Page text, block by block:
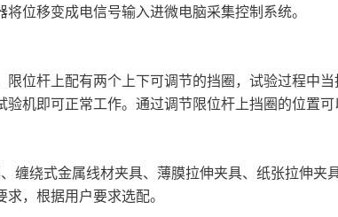
位移变成电信号输入进微电脑采集控制系统。
位杆上配有两个上下可调节的挡圈，试验过程中
机即可正常工作。通过调节限位杆上挡圈的位置
缠绕式金属线材夹具、薄膜拉伸夹具、纸张拉伸夹
，根据用户要求选配。